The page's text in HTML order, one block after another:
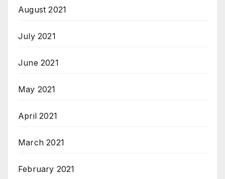
August 2021
July 2021
June 2021
May 2021
April 2021
March 2021
February 2021